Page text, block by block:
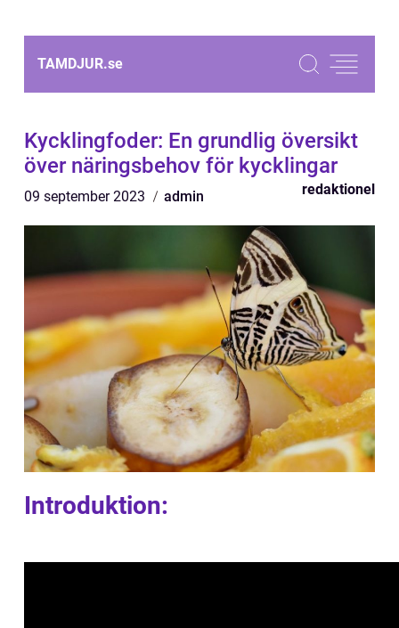
TAMDJUR.se
Kycklingfoder: En grundlig översikt
över näringsbehov för kycklingar
09 september 2023 admin redaktionel
Introduktion: